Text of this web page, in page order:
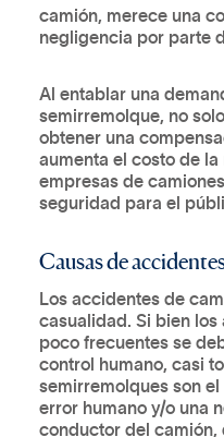
camión, merece una
negligencia por parte
Al entablar una
semirremolque, no
obtener una
aumenta el costo de
empresas de
seguridad para el
Causas de
Los accidentes de
casualidad. Si bien
poco frecuentes se
control humano, casi
semirremolques son
error humano y/o una
conductor del camión,